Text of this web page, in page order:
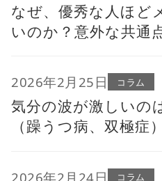
なぜ、優秀な人ほど
いのか？意外な共通
2026年2月25日 コラム
気分の波が激しいの
（躁うつ病、双極
2026年2月24日 コラム